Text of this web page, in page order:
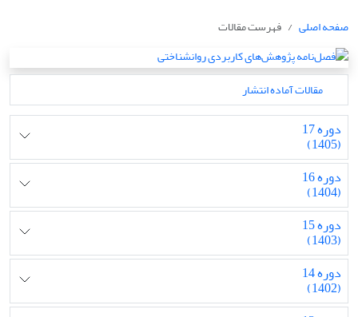
صفحه اصلی فهرست مقالات
مقالات آماده انتشار
دوره 17
(1405)
دوره 16
(1404)
دوره 15
(1403)
دوره 14
(1402)